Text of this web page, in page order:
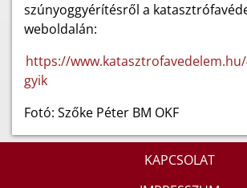
szúnyoggyérítésről a
weboldalán:
https://
gyik
Fotó: Szőke Péter BM OKF
KAPCSOLAT